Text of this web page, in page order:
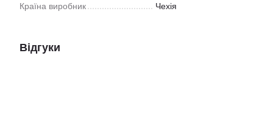
Країна виробник Чехія
Відгуки